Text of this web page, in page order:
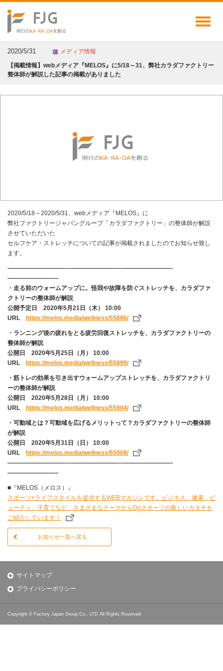
Toggle
2020/5/31
メディア情報
【掲載情報】webメディア『MELOS』に5/18～31、弊社カラダファクトリー
整体師が解説した記事の掲載がありました
2020/5/18～2020/5/31、webメディア『MELOS』に
弊社ファクトリージャパングループ「カラダファクトリー」の整体師が解説
させていただいた
セルフケア・ストレッチについての記事が掲載されましたのでお知らせ致し
ます。
——————————–————————–————————–
————————–
・走る前のウォームアップに。怪我や故障を防ぐストレッチを、カラダファ
クトリーの整体師が解説
公開予定日 2020年5月21日（木） 10:00
URL https://melos.media/wellness/55886/
・ランニング後の疲れをとる疲労回復ストレッチを、カラダファクトリーの
整体師が解説
公開日 2020年5月25日（月） 10:00
URL https://melos.media/wellness/55899/
・筋トレの効果を引き出すウォームアップストレッチを、カラダファクトリ
ーの整体師が解説
公開日 2020年5月28日（月） 10:00
URL https://melos.media/wellness/55904/
・可動域とは？可動域を広げるメリットって？カラダファクトリーの整体師
が解説
公開日 2020年5月31日（日） 10:00
URL https://melos.media/wellness/55908/
——————————–————————–————————–
————————–
■『MELOS（メロス）』
スポーツ×ライフスタイルを提供するWEBマガジンです。ビジネス、健康、ビ
ューティ、子育てなど、さまざまなテーマからDoスポーツの新しいカタチを
ご紹介しています！
お知らせ一覧へ戻る
サイトマップ
プライバシーポリシー
Copyright © Factory Japan Group Co., LTD All Rights Reserved